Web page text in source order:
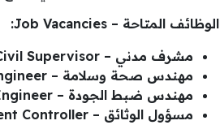
الوظائف المتاحة – Job Vacancies:
مشرف مدني – Civil Supervisor
مهندس صحة وسلامة – HSE Engineer
مهندس ضبط الجودة – QA/QC Engineer
مسؤول الوثائق – Document Controller